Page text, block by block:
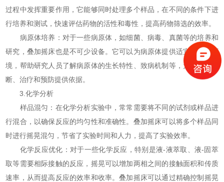
过程中发挥重要作用，它能够同时处理多个样品，在不同的条件下进
行培养和测试，快速评估药物的活性和毒性，提高药物筛选的效率。
病原体培养：对于一些病原体，如细菌、病毒、真菌等的培养和
研究，叠加摇床也是不可少设备。它可以为病原体提供适宜的生长环
境，帮助研究人员了解病原体的生长特性、致病机制等，为疾病的诊
断、治疗和预防提供依据。
3.化学分析
样品混匀：在化学分析实验中，常常需要将不同的试剂或样品进
行混合，以确保反应的均匀性和准确性。叠加摇床可以将多个样品同
时进行摇晃混匀，节省了实验时间和人力，提高了实验效率。
化学反应优化：对于一些化学反应，特别是液-液萃取、液-固萃
取等需要相际接触的反应，摇晃可以增加两相之间的接触面积和传质
速率，从而提高反应的效率和收率。叠加摇床可以通过精确控制摇晃